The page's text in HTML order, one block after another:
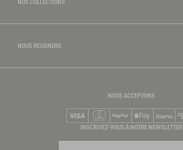
NOS COLLECTIONS
NOUS REJOINDRE
NOUS ACCEPTONS
Visa Mastercard
PayPalApple PayKlarna
INSCRIVEZ-VOUS À NOTRE NEWSLETTER